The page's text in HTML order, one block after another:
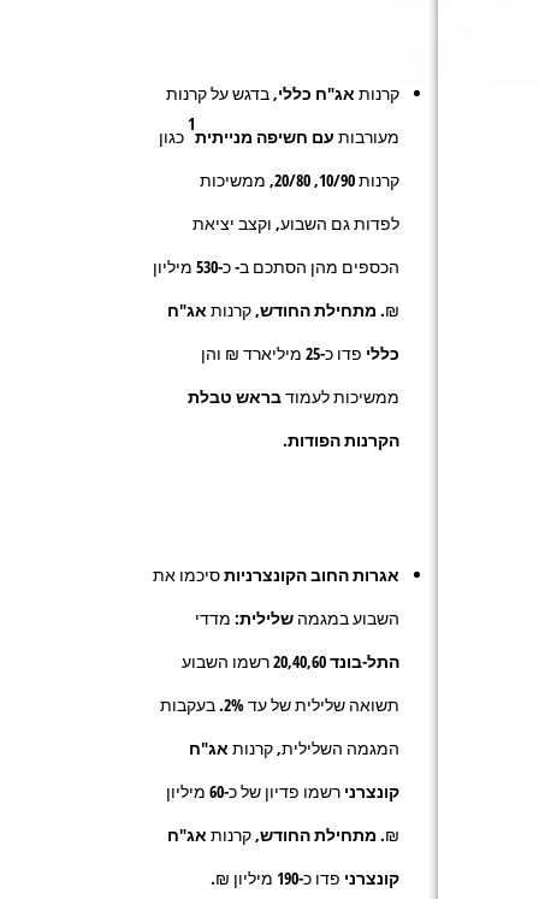
קרנות אג"ח כללי, בדגש על קרנות
מעורבות עם חשיפה מנייתית
1
כגון
קרנות10/90
,
20/80, ממשיכות
לפדות גם השבוע, וקצב יציאת
הכספים מהן הסתכם ב- כ-530
מיליון
₪. מתחילת החודש,קרנות אג"ח
כללי פדו כ-25 מיליארד ₪ והן
ממשיכות לעמודבראש טבלת
הקרנותהפודות.
אגרות החוב הקונצרניותסיכמו את
השבוע במגמה שלילית: מדדי
התל-בונד20,40,60רשמו השבוע
תשואה שלילית של עד2%. בעקבות
המגמה השלילית, קרנות אג"ח
קונצרני רשמו פדיון של כ-60 מיליון
₪. מתחילת החודש,קרנות אג"ח
קונצרני פדו כ-190 מיליון ₪.